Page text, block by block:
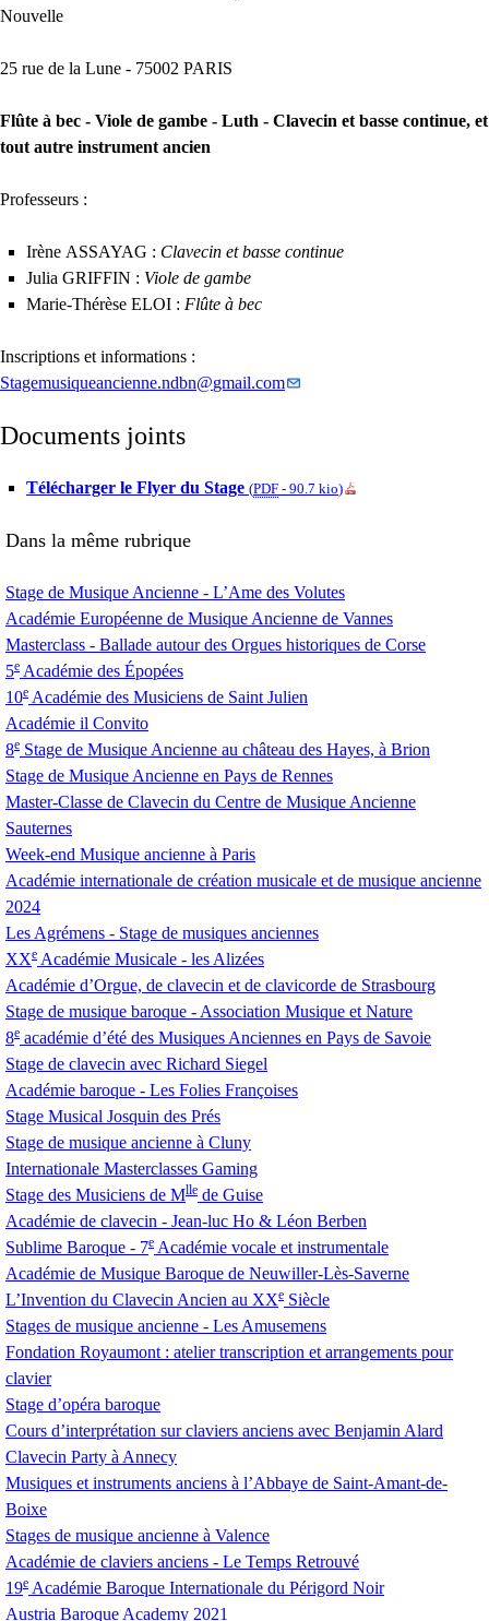
Nouvelle
25 rue de la Lune - 75002 PARIS
Flûte à bec - Viole de gambe - Luth - Clavecin et basse continue, et
tout autre instrument ancien
Professeurs :
Irène ASSAYAG : Clavecin et basse continue
Julia GRIFFIN : Viole de gambe
Marie-Thérèse ELOI : Flûte à bec
Inscriptions et informations :
Stagemusiqueancienne.ndbn@gmail.com
Documents joints
Télécharger le Flyer du Stage (PDF - 90.7 kio)
Dans la même rubrique
Stage de Musique Ancienne - L’Ame des Volutes
Académie Européenne de Musique Ancienne de Vannes
Masterclass - Ballade autour des Orgues historiques de Corse
5e Académie des Épopées
10e Académie des Musiciens de Saint Julien
Académie il Convito
8e Stage de Musique Ancienne au château des Hayes, à Brion
Stage de Musique Ancienne en Pays de Rennes
Master-Classe de Clavecin du Centre de Musique Ancienne
Sauternes
Week-end Musique ancienne à Paris
Académie internationale de création musicale et de musique ancienne
2024
Les Agrémens - Stage de musiques anciennes
XXe Académie Musicale - les Alizées
Académie d’Orgue, de clavecin et de clavicorde de Strasbourg
Stage de musique baroque - Association Musique et Nature
8e académie d’été des Musiques Anciennes en Pays de Savoie
Stage de clavecin avec Richard Siegel
Académie baroque - Les Folies Françoises
Stage Musical Josquin des Prés
Stage de musique ancienne à Cluny
Internationale Masterclasses Gaming
Stage des Musiciens de Mlle de Guise
Académie de clavecin - Jean-luc Ho & Léon Berben
Sublime Baroque - 7e Académie vocale et instrumentale
Académie de Musique Baroque de Neuwiller-Lès-Saverne
L’Invention du Clavecin Ancien au XXe Siècle
Stages de musique ancienne - Les Amusemens
Fondation Royaumont : atelier transcription et arrangements pour
clavier
Stage d’opéra baroque
Cours d’interprétation sur claviers anciens avec Benjamin Alard
Clavecin Party à Annecy
Musiques et instruments anciens à l’Abbaye de Saint-Amant-de-
Boixe
Stages de musique ancienne à Valence
Académie de claviers anciens - Le Temps Retrouvé
19e Académie Baroque Internationale du Périgord Noir
Austria Baroque Academy 2021